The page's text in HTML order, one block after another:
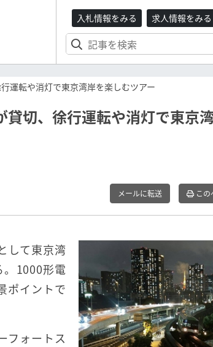
入札情報をみる 求人情報をみる
運転や消灯で東京湾岸を楽しむツアー
切、徐行運転や消灯で東京
メールに転送 こ
して東京湾
1000形電
ポイントで
フォートス